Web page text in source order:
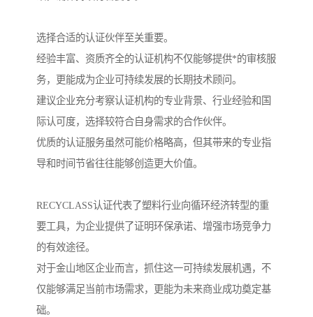
选择合适的认证伙伴至关重要。
经验丰富、资质齐全的认证机构不仅能够提供*的审核服
务，更能成为企业可持续发展的长期技术顾问。
建议企业充分考察认证机构的专业背景、行业经验和国
际认可度，选择较符合自身需求的合作伙伴。
优质的认证服务虽然可能价格略高，但其带来的专业指
导和时间节省往往能够创造更大价值。
RECYCLASS认证代表了塑料行业向循环经济转型的重
要工具，为企业提供了证明环保承诺、增强市场竞争力
的有效途径。
对于金山地区企业而言，抓住这一可持续发展机遇，不
仅能够满足当前市场需求，更能为未来商业成功奠定基
础。